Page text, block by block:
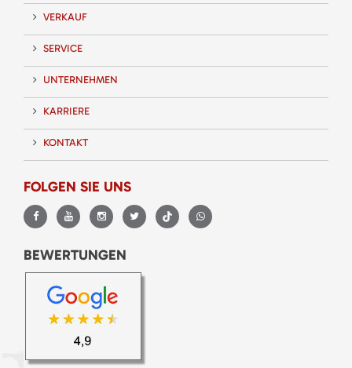
VERKAUF
SERVICE
UNTERNEHMEN
KARRIERE
KONTAKT
FOLGEN SIE UNS
BEWERTUNGEN